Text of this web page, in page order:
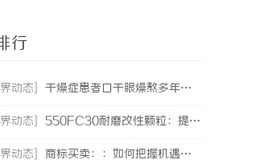
行
动态] 干燥症患者口干眼燥熬多年，一个周期缓过来？老中医：一张辨证方对症，身体找回津液
动态] 550FC30耐磨改性颗粒：提升材料性能的新选择
动态] 商标买卖：：如何把握机遇与规避风险